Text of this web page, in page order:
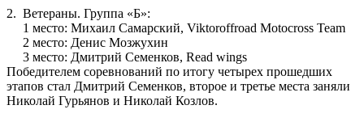
2. Ветераны. Группа «Б»:
1 место: Михаил Самарский, Viktoroffroad Motocross Team
2 место: Денис Мозжухин
3 место: Дмитрий Семенков, Read wings
Победителем соревнований по итогу четырех прошедших
этапов стал Дмитрий Семенков, второе и третье места заняли
Николай Гурьянов и Николай Козлов.